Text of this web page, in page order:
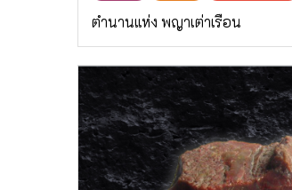
ตำนานแห่ง พญาเต่าเรือน